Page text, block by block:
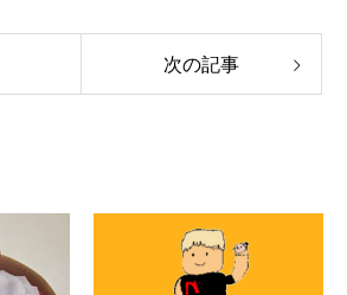
次の記事